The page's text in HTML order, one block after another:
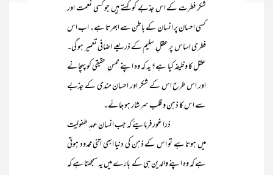
شکر فطرت کے اس جذبے کو کہتے ہیں جو کسی نعمت اور
کسی احسان پر انسان کے باطن سے ابھرتا ہے۔ اب اس
فطری اساس پر عقلِ سلیم کے ذریعے اضافی تعمیر ہو گی۔
عقل کا وظیفہ کیا ہے؟ یہ کہ وہ اپنے محسن ِ حقیقی کو پہچانے
اور اس طرح اس کے شکر اور احسان مندی کے جذبے
سے اس کا ذہن و قلب سرشار ہو جائے۔
ذرا غور فرمایئے کہ جب انسان عہد ِ طفولیت
میں ہوتا ہے تو اس کے ذہن کی دنیا ابھی اتنی محدود ہوتی
ہے کہ وہ اپنے والدین ہی کے بارے میں یہ سمجھتا ہے کہ